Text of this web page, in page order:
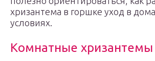
хризантема в горшке уход в
условиях.
Комнатные хризантемы